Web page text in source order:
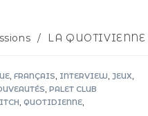
/ LA QUOTIVIENNE
FRANÇAIS INTERVIEW JEUX
PALET CLUB
QUOTIDIENNE